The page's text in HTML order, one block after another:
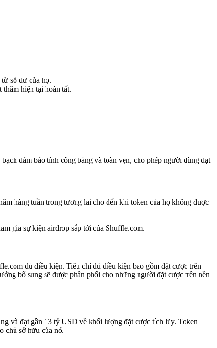
số dư của họ.
hiện tại hoàn tất.
đảm bảo tính công bằng và toàn vẹn, cho phép người dùng đặt
hàng tuần trong tương lai cho đến khi token của họ không được
gia sự kiện airdrop sắp tới của Shuffle.com.
đủ điều kiện. Tiêu chí đủ điều kiện bao gồm đặt cược trên
bổ sung sẽ được phân phối cho những người đặt cược trên nền
và đạt gần 13 tỷ USD về khối lượng đặt cược tích lũy. Token
chủ sở hữu của nó.